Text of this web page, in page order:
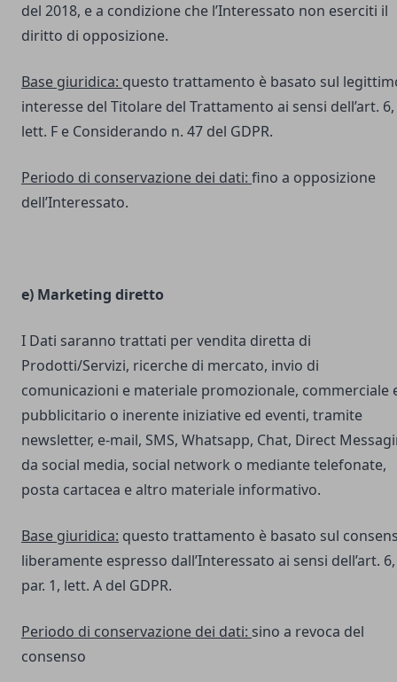
del 2018, e a condizione che l’Interessato non eserciti il
diritto di opposizione.
Base giuridica: questo trattamento è basato sul
interesse del Titolare del Trattamento ai sensi dell’art. 6,
lett. F e Considerando n. 47 del GDPR.
Periodo di conservazione dei dati: fino a opposizione
dell’Interessato.
e) Marketing diretto
I Dati saranno trattati per vendita diretta di
Prodotti/Servizi, ricerche di mercato, invio di
comunicazioni e materiale promozionale, commerciale
pubblicitario o inerente iniziative ed eventi, tramite
newsletter, e-mail, SMS, Whatsapp, Chat, Direct
da social media, social network o mediante telefonate,
posta cartacea e altro materiale informativo.
Base giuridica: questo trattamento è basato sul
liberamente espresso dall’Interessato ai sensi dell’art. 6,
par. 1, lett. A del GDPR.
Periodo di conservazione dei dati: sino a revoca del
consenso